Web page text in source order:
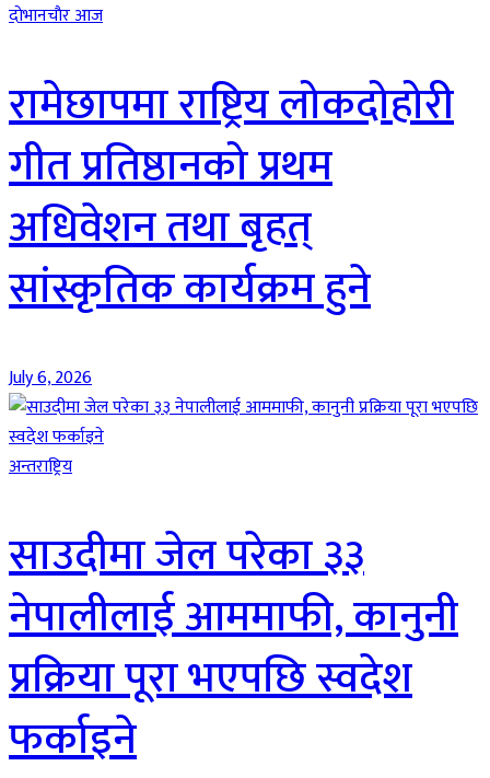
दाेभानचाैर आज
रामेछापमा राष्ट्रिय लोकदोहोरी
गीत प्रतिष्ठानको प्रथम
अधिवेशन तथा बृहत्
सांस्कृतिक कार्यक्रम हुने
July 6, 2026
अन्तराष्ट्रिय
साउदीमा जेल परेका ३३
नेपालीलाई आममाफी, कानुनी
प्रक्रिया पूरा भएपछि स्वदेश
फर्काइने